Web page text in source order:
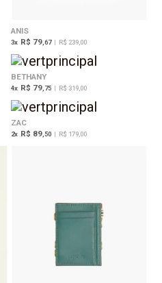
ANIS
3x R$ 79,67 | R$ 239,00
BETHANY
4x R$ 79,75 | R$ 319,00
ZAC
2x R$ 89,50 | R$ 179,00